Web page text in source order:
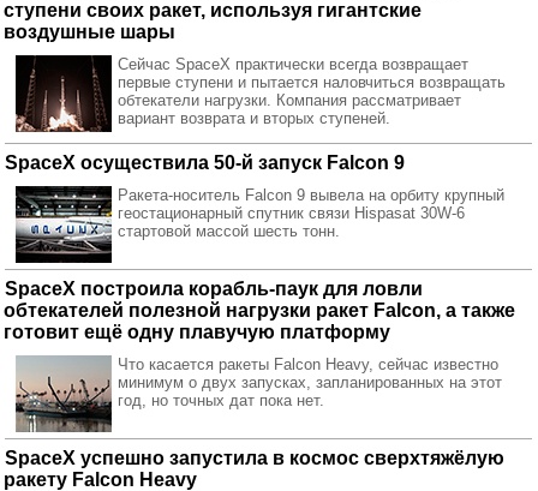
ступени своих ракет, используя гигантские
воздушные шары
Сейчас SpaceX практически всегда возвращает
первые ступени и пытается наловчиться возвращать
обтекатели нагрузки. Компания рассматривает
вариант возврата и вторых ступеней.
SpaceX осуществила 50-й запуск Falcon 9
Ракета-носитель Falcon 9 вывела на орбиту крупный
геостационарный спутник связи Hispasat 30W-6
стартовой массой шесть тонн.
SpaceX построила корабль-паук для ловли
обтекателей полезной нагрузки ракет Falcon, а также
готовит ещё одну плавучую платформу
Что касается ракеты Falcon Heavy, сейчас известно
минимум о двух запусках, запланированных на этот
год, но точных дат пока нет.
SpaceX успешно запустила в космос сверхтяжёлую
ракету Falcon Heavy